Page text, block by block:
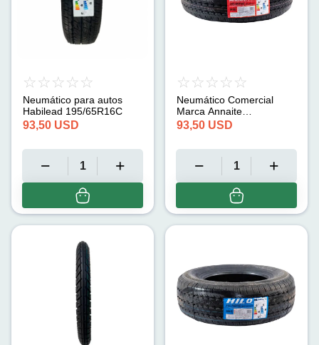
Neumático para autos
Habilead 195/65R16C
93,50 USD
Neumático Comercial
Marca Annaite
195/65R16C
93,50 USD